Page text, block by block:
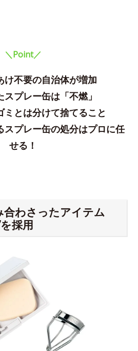
＼Point／
け不要の自治体が増加
スプレー缶は「不燃」
ミとは分けて捨てること
スプレー缶の処分はプロに任
せる！
合わさったアイテム
採用